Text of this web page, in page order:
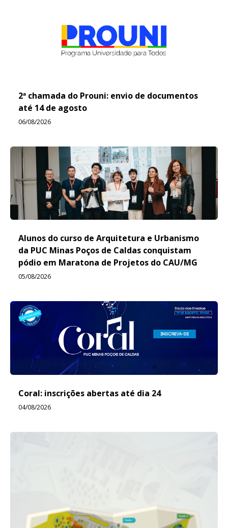
2ª chamada do Prouni: envio de documentos
até 14 de agosto
06/08/2026
Alunos do curso de Arquitetura e Urbanismo
da PUC Minas Poços de Caldas conquistam
pódio em Maratona de Projetos do CAU/MG
05/08/2026
Coral: inscrições abertas até dia 24
04/08/2026